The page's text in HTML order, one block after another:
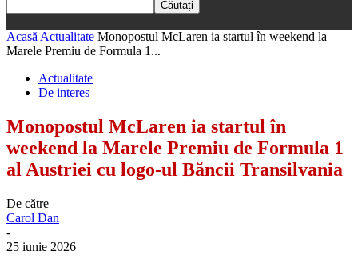
Acasă Actualitate Monopostul McLaren ia startul în weekend la
Marele Premiu de Formula 1...
Actualitate
De interes
Monopostul McLaren ia startul în
weekend la Marele Premiu de Formula 1
al Austriei cu logo-ul Băncii Transilvania
De către
Carol Dan
-
25 iunie 2026